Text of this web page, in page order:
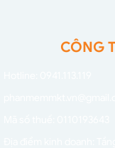
CÔNG